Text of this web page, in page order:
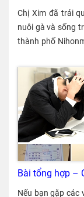
gửi về Việt Nam
id="local_1803"
size:22px;" ]
cao hơn “mức
mức lương theo
Ngoài ra, có
ngành đặc thù. [iconpress id="local_1803" title="external link"
các tỉnh, thành phố Mức lương tiêu chuẩn của tư cách Kỹ năng
đặc định, Kỹ nhân quốc v.v. ・ Người
năng đặc định hay tư cách Kỹ thuật – Tri thức nhân văn –
Nghiệp vụ quốc
tiền lương làm
xin đoàn thể
thể giải quyết
title="external
Trang tư vấn bằng tiếng
lợi từ công ty
lại với OTIT một
thể hỗ trợ phi
bạn cũng có thể
FRESC tư vấn.
địa phương
ngoài đấy. Dù chưa giải quyết được vấn đề sau một lần xin tư
Chị Xim đã trải
nuôi gà và sống
thành phố
không có một kỳ
khí để thương
lương. Thế là chị
7 đêm. Cuộc sống ở đảo trên đất liền Cảnh gần ký túc xá Chị
Xim cùng 2
ga gần nhất
Ngôi nhà dân
hàng tạp hóa
Bài tổng hợp –
Nếu bạn gặp các